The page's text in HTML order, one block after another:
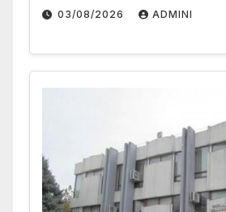
03/08/2026 ADMINI